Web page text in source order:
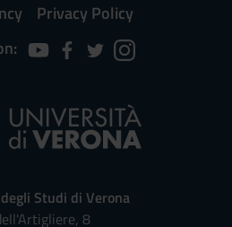
Privacy Policy
Studi di Verona
8